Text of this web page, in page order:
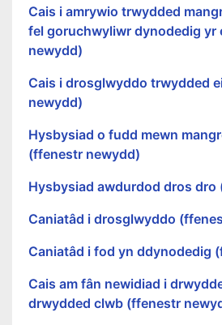
Cais i amrywio trwydded
fel goruchwyliwr dynodedig yr
newydd)
Cais i drosglwyddo trwydded
newydd)
Hysbysiad o fudd mewn
(ffenestr newydd)
Hysbysiad awdurdod dros
Caniatâd i drosglwyddo
Caniatâd i fod yn ddynodedig
Cais am fân newidiad i
drwydded clwb (ffenestr